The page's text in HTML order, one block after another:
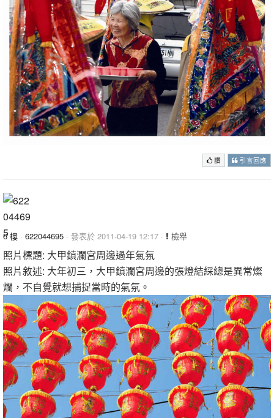
讚 引言回應
6 樓 · 622044695 · 發表於 2011-04-19 12:17 · 檢舉
照片標題: 大甲鎮瀾宮周邊過年氣氛
照片敘述: 大年初三，大甲鎮瀾宮周邊的張燈結綵總是異常燦
爛，不自覺就想捕捉當時的氣氛。